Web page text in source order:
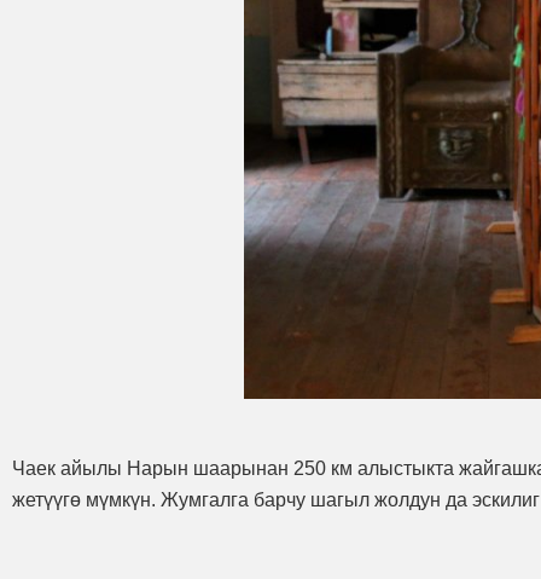
Чаек айылы Нарын шаарынан 250 км алыстыкта
жетүүгө мүмкүн. Жумгалга барчу шагыл жолдун да